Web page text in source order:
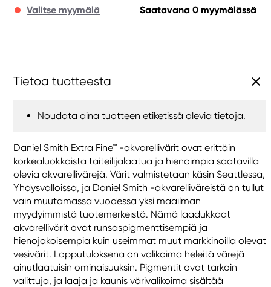
Valitse myymälä Saatavana 0 myymälässä
Tietoa tuotteesta
Noudata aina tuotteen etiketissä olevia tietoja.
Daniel Smith Extra Fine™ -akvarellivärit ovat erittäin
korkealuokkaista taiteilijalaatua ja hienoimpia saatavilla
olevia akvarellivärejä. Värit valmistetaan käsin Seattlessa,
Yhdysvalloissa, ja Daniel Smith -akvarelliväreistä on tullut
vain muutamassa vuodessa yksi maailman
myydyimmistä tuotemerkeistä. Nämä laadukkaat
akvarellivärit ovat runsaspigmenttisempiä ja
hienojakoisempia kuin useimmat muut markkinoilla olevat
vesivärit. Lopputuloksena on valikoima heleitä värejä
ainutlaatuisin ominaisuuksin. Pigmentit ovat tarkoin
valittuja, ja laaja ja kaunis värivalikoima sisältää